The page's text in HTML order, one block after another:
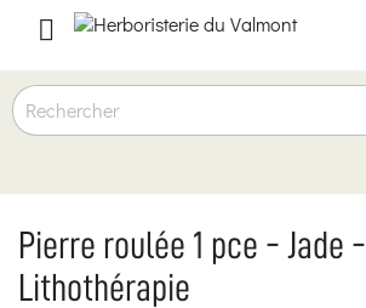

Pierre roulée 1 pce - Jade -
Lithothérapie